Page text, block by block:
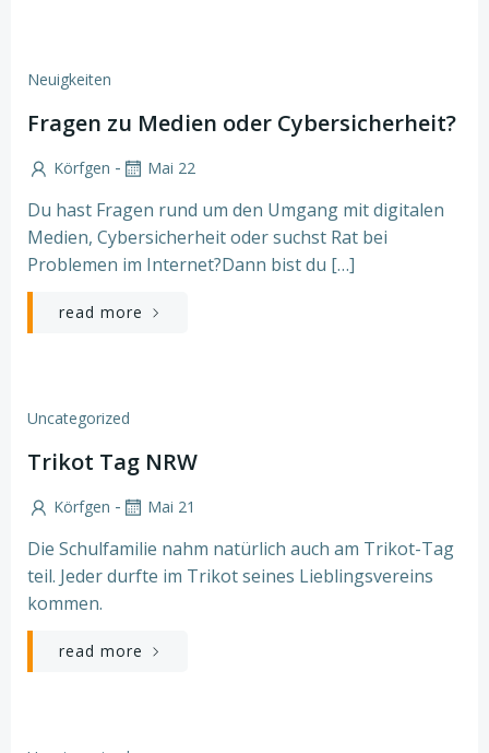
Neuigkeiten
Fragen zu Medien oder Cybersicherheit?
Körfgen - Mai 22
Du hast Fragen rund um den Umgang mit digitalen
Medien, Cybersicherheit oder suchst Rat bei
Problemen im Internet?Dann bist du […]
read more
Uncategorized
Trikot Tag NRW
Körfgen - Mai 21
Die Schulfamilie nahm natürlich auch am Trikot-Tag
teil. Jeder durfte im Trikot seines Lieblingsvereins
kommen.
read more